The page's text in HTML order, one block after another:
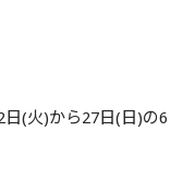
日(火)から27日(日)の6